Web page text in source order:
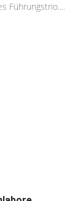
Führungstrio....